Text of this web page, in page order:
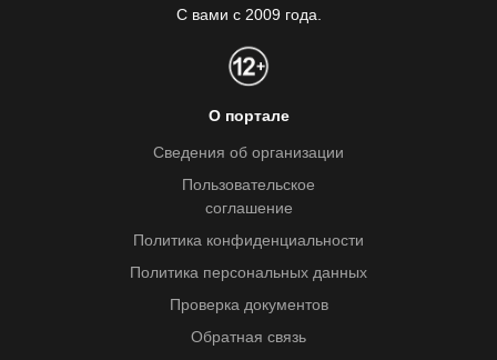
С вами с 2009 года.
О портале
Сведения об организации
Пользовательское
соглашение
Политика конфиденциальности
Политика персональных данных
Проверка документов
Обратная связь